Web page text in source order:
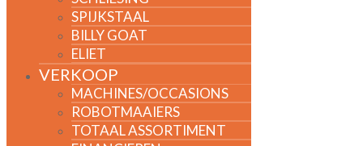
SPIJKSTAAL
BILLY GOAT
ELIET
VERKOOP
MACHINES/OCCASIONS
ROBOTMAAIERS
TOTAAL ASSORTIMENT